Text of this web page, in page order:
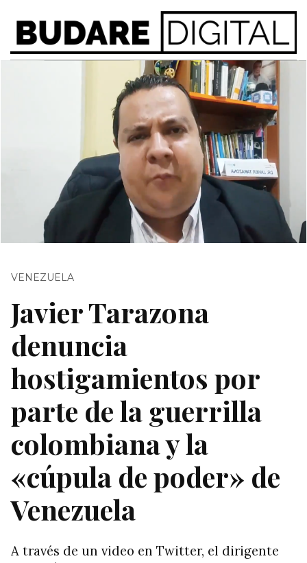
VENEZUELA
Javier Tarazona
denuncia
hostigamientos por
parte de la guerrilla
colombiana y la
«cúpula de poder» de
Venezuela
A través de un video en Twitter, el dirigente